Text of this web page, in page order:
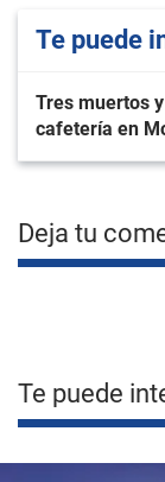
Te puede
Tres muertos
cafetería en
Deja tu
Te puede